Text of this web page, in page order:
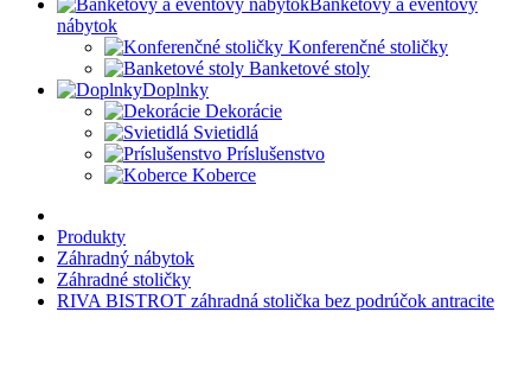
Banketový a eventový
nábytok
Konferenčné stoličky
Banketové stoly
Doplnky
Dekorácie
Svietidlá
Príslušenstvo
Koberce
Produkty
Záhradný nábytok
Záhradné stoličky
RIVA BISTROT záhradná stolička bez podrúčok antracite